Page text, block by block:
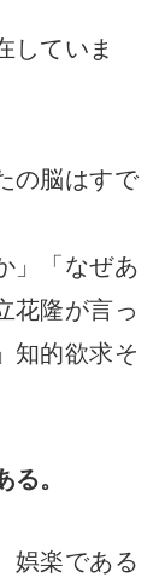
していま
の脳はすで
」「なぜあ
隆が言っ
知的欲求そ
。
娯楽である